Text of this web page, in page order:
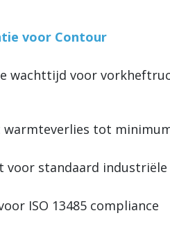
voor Contour
wachttijd voor
warmteverlies tot
voor standaard
ISO 13485 compliance